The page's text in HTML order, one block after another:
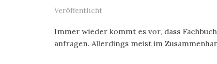
Veröffentlicht
Immer wieder kommt es vor, dass
anfragen. Allerdings meist im